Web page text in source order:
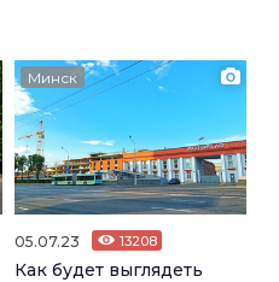
Минск
05.07.23 13208
Как будет выглядеть